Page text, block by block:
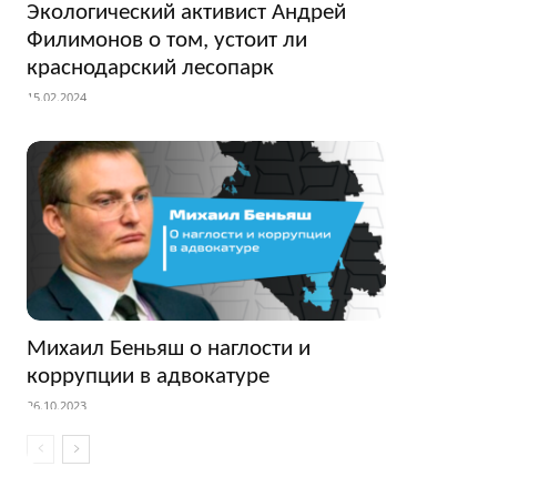
Экологический активист Андрей
Филимонов о том, устоит ли
краснодарский лесопарк
15.02.2024
Михаил Беньяш о наглости и
коррупции в адвокатуре
26.10.2023